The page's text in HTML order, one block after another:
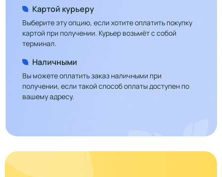
Картой курьеру
Выберите эту опцию, если хотите оплатить покупку
картой при получении. Курьер возьмёт с собой
терминал.
Наличными
Вы можете оплатить заказ наличными при
получении, если такой способ оплаты доступен по
вашему адресу.